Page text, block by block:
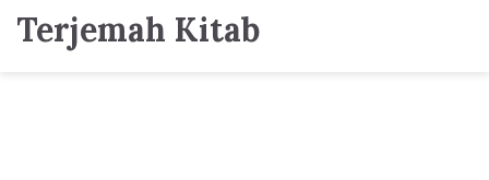
Terjemah Kitab